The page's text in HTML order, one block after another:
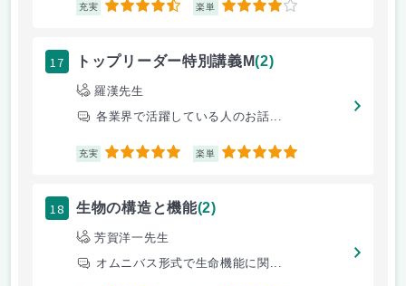
充実 4.5 楽単 4
17 トップリーダー特別講義M(2)
羅漢先生
各業界で活躍している人のお話...
充実 5 楽単 5
18 生物の構造と機能(2)
芳賀洋一先生
オムニバス形式で生命機能に関...